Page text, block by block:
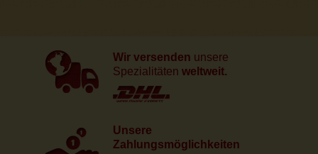
Wir versenden unsere
Spezialitäten weltweit.
Unsere
Zahlungsmöglichkeiten